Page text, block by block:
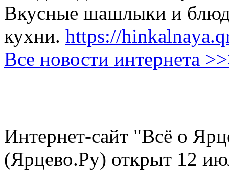
Вкусные шашлыки и
кухни. https://
Все новости интернета
Интернет-сайт "Всё о
(Ярцево.Ру) открыт 12